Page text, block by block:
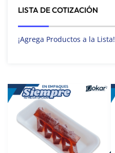
LISTA DE COTIZACIÓN
¡Agrega Productos a la Lista!